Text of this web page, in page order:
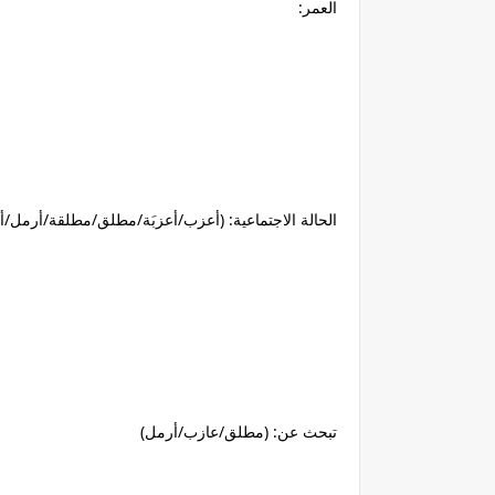
العمر:
الحالة الاجتماعية: (أعزب/أعزبَة/مطلق/مطلقة/أرمل/
تبحث عن: (مطلق/عازب/أرمل)